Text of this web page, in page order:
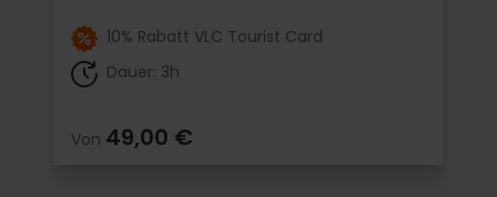
10% Rabatt VLC Tourist Card
Dauer: 3h
Von 49,00 €